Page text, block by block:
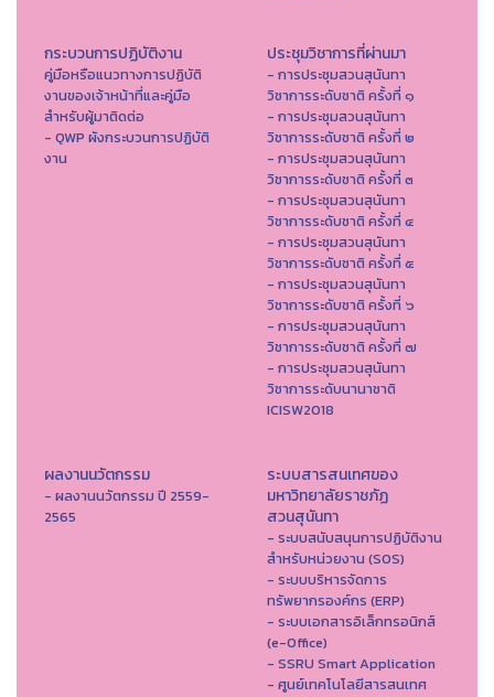
กระบวนการปฏิบัติงาน
คู่มือหรือแนวทางการปฏิบัติ
งานของเจ้าหน้าที่และคู่มือ
สำหรับผู้มาติดต่อ
- QWP ผังกระบวนการปฏิบัติ
งาน
ประชุมวิชาการที่ผ่านมา
- การประชุมสวนสุนันทา
วิชาการระดับชาติ ครั้งที่ ๑
- การประชุมสวนสุนันทา
วิชาการระดับชาติ ครั้งที่ ๒
- การประชุมสวนสุนันทา
วิชาการระดับชาติ ครั้งที่ ๓
- การประชุมสวนสุนันทา
วิชาการระดับชาติ ครั้งที่ ๔
- การประชุมสวนสุนันทา
วิชาการระดับชาติ ครั้งที่ ๕
- การประชุมสวนสุนันทา
วิชาการระดับชาติ ครั้งที่ ๖
- การประชุมสวนสุนันทา
วิชาการระดับชาติ ครั้งที่ ๗
- การประชุมสวนสุนันทา
วิชาการระดับนานาชาติ
ICISW2018
ผลงานนวัตกรรม
- ผลงานนวัตกรรม ปี 2559-
2565
ระบบสารสนเทศของ
มหาวิทยาลัยราชภัฏ
สวนสุนันทา
- ระบบสนับสนุนการปฏิบัติงาน
สำหรับหน่วยงาน (SOS)
- ระบบบริหารจัดการ
ทรัพยากรองค์กร (ERP)
- ระบบเอกสารอิเล็กทรอนิกส์
(e-Office)
- SSRU Smart Application
- ศูนย์เทคโนโลยีสารสนเทศ